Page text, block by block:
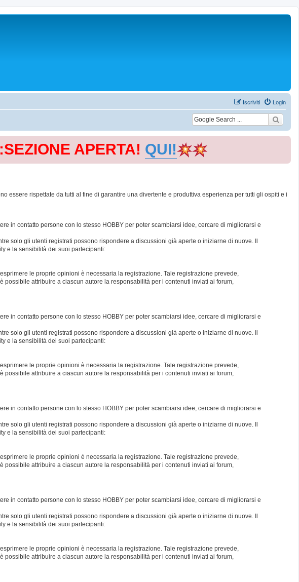
Login
Iscriviti
APERTA! QUI!
essere rispettate da tutti al fine di garantire una divertente e produttiva esperienza per tutti gli ospiti e i
in contatto persone con lo stesso HOBBY per poter scambiarsi idee, cercare di migliorarsi e
solo gli utenti registrati possono rispondere a discussioni già aperte o iniziarne di nuove. Il
e la sensibilità dei suoi partecipanti:
le proprie opinioni è necessaria la registrazione. Tale registrazione prevede,
attribuire a ciascun autore la responsabilità per i contenuti inviati ai forum,
in contatto persone con lo stesso HOBBY per poter scambiarsi idee, cercare di migliorarsi e
solo gli utenti registrati possono rispondere a discussioni già aperte o iniziarne di nuove. Il
e la sensibilità dei suoi partecipanti:
le proprie opinioni è necessaria la registrazione. Tale registrazione prevede,
attribuire a ciascun autore la responsabilità per i contenuti inviati ai forum,
in contatto persone con lo stesso HOBBY per poter scambiarsi idee, cercare di migliorarsi e
solo gli utenti registrati possono rispondere a discussioni già aperte o iniziarne di nuove. Il
e la sensibilità dei suoi partecipanti:
le proprie opinioni è necessaria la registrazione. Tale registrazione prevede,
attribuire a ciascun autore la responsabilità per i contenuti inviati ai forum,
in contatto persone con lo stesso HOBBY per poter scambiarsi idee, cercare di migliorarsi e
solo gli utenti registrati possono rispondere a discussioni già aperte o iniziarne di nuove. Il
e la sensibilità dei suoi partecipanti:
le proprie opinioni è necessaria la registrazione. Tale registrazione prevede,
attribuire a ciascun autore la responsabilità per i contenuti inviati ai forum,